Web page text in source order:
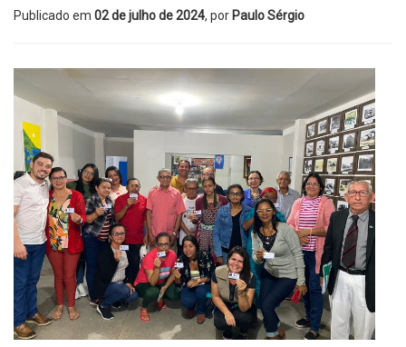
Publicado em 02 de julho de 2024, por Paulo Sérgio